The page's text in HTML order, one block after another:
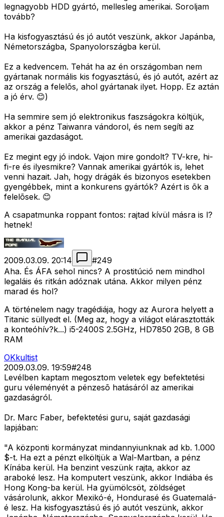
legnagyobb HDD gyártó, mellesleg amerikai. Soroljam
tovább?
Ha kisfogyasztású és jó autót veszünk, akkor Japánba,
Németországba, Spanyolországba kerül.
Ez a kedvencem. Tehát ha az én országomban nem
gyártanak normális kis fogyasztású, és jó autót, azért az
az ország a felelõs, ahol gyártanak ilyet. Hopp. Ez aztán
a jó érv. 😊)
Ha semmire sem jó elektronikus faszságokra költjük,
akkor a pénz Taiwanra vándorol, és nem segíti az
amerikai gazdaságot.
Ez megint egy jó indok. Vajon mire gondolt? TV-kre, hi-
fi-re és ilyesmikre? Vannak amerikai gyártók is, lehet
venni hazait. Jah, hogy drágák és bizonyos esetekben
gyengébbek, mint a konkurens gyártók? Azért is õk a
felelõsek. 😊
A csapatmunka roppant fontos: rajtad kívül másra is l?
hetnek!
2009.03.09. 20:14 #249
Aha. És ÁFA sehol nincs? A prostitúció nem mindhol
legaláis és ritkán adóznak utána. Akkor milyen pénz
marad és hol?
A történelem nagy tragédiája, hogy az Aurora helyett a
Titanic süllyedt el. (Meg az, hogy a világot elárasztották
a konteóhív?k...) i5-2400S 2.5GHz, HD7850 2GB, 8 GB
RAM
OKkultist
2009.03.09. 19:59#248
Levélben kaptam megosztom veletek egy befektetési
guru véleményét a pénzesõ hatásáról az amerikai
gazdaságról.
Dr. Marc Faber, befektetési guru, saját gazdasági
lapjában:
"A központi kormányzat mindannyiunknak ad kb. 1.000
$-t. Ha ezt a pénzt elköltjük a Wal-Martban, a pénz
Kínába kerül. Ha benzint veszünk rajta, akkor az
araboké lesz. Ha komputert veszünk, akkor Indiába és
Hong Kong-ba kerül. Ha gyümölcsöt, zöldséget
vásárolunk, akkor Mexikó-é, Hondurasé és Guatemalá-
é lesz. Ha kisfogyasztású és jó autót veszünk, akkor